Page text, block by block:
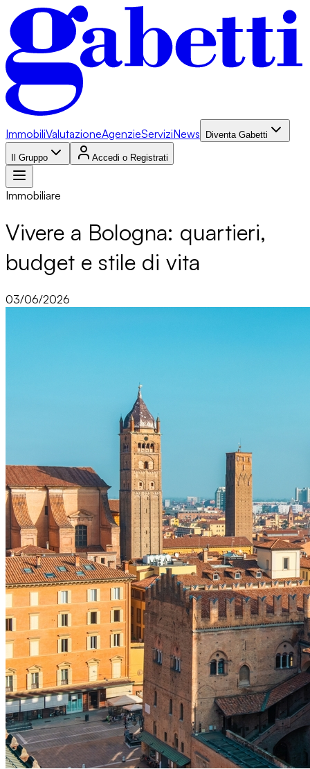
ImmobiliValutazioneAgenzieServiziNews Diventa Gabetti
Il Gruppo Accedi o Registrati
Immobiliare
Vivere a Bologna: quartieri,
budget e stile di vita
03/06/2026